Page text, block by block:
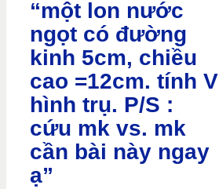
“một lon nước
ngọt có đường
kinh 5cm, chiều
cao =12cm. tính V
hình trụ. P/S :
cứu mk vs. mk
cần bài này ngay
ạ”